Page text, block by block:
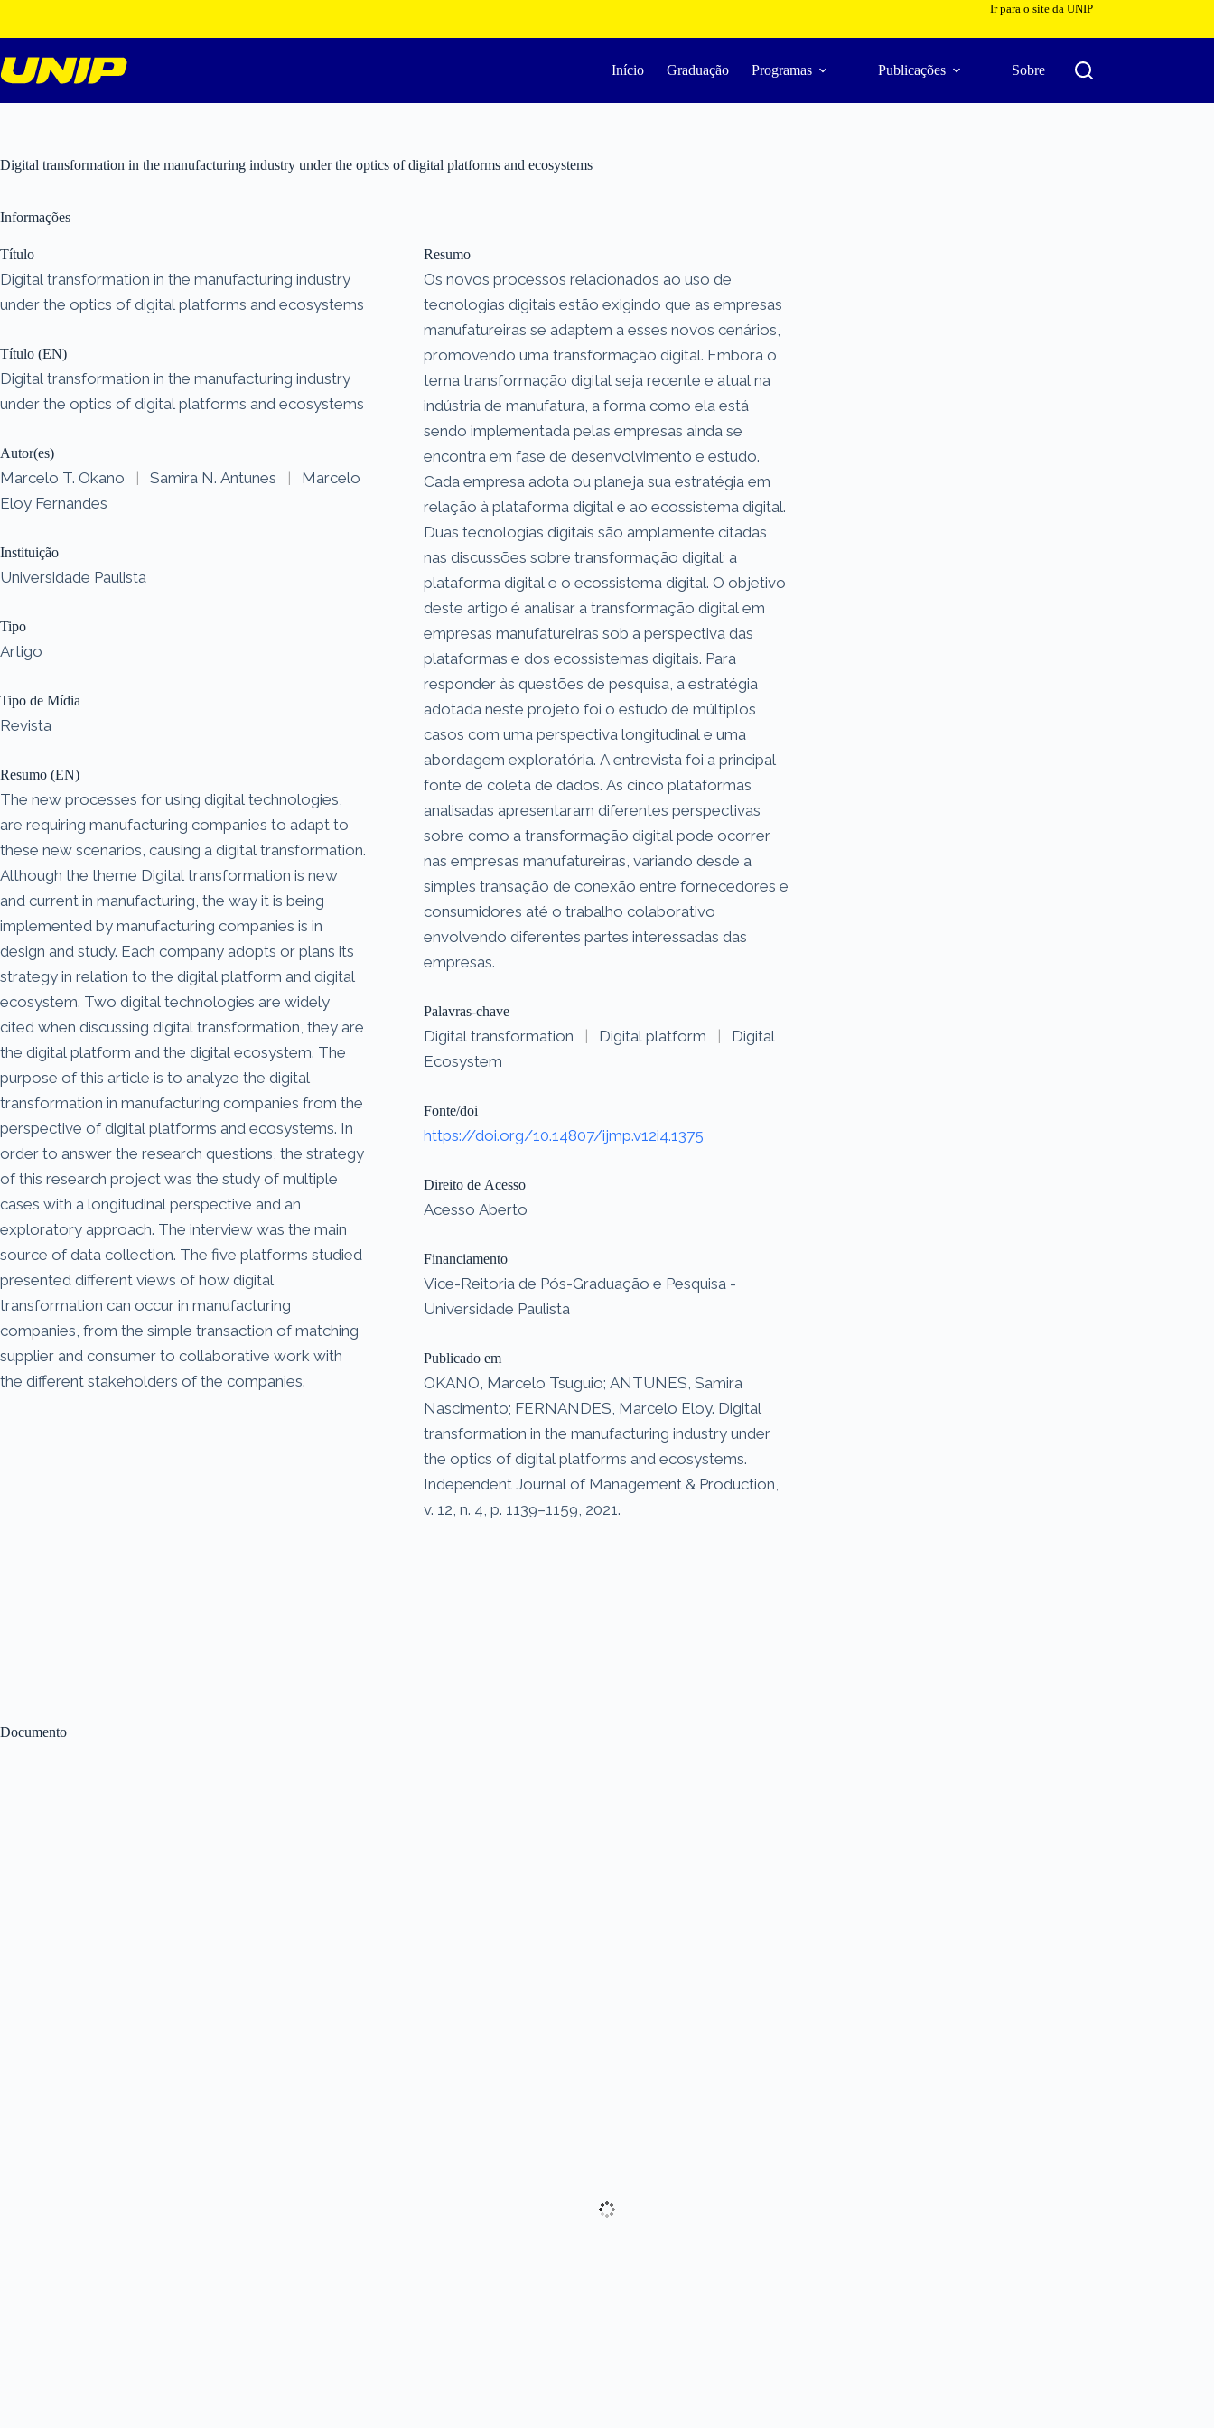
o
conteúdo
Ir para o site da UNIP
Início Graduação Programas Publicações Sobre
Digital transformation in the manufacturing industry under the optics of digital platforms and ecosystems
Documento
Informações
Título
Digital transformation in the manufacturing industry
under the optics of digital platforms and ecosystems
Título (EN)
Digital transformation in the manufacturing industry
under the optics of digital platforms and ecosystems
Autor(es)
Marcelo T. Okano | Samira N. Antunes |
Marcelo
Eloy Fernandes
Instituição
Universidade Paulista
Tipo
Artigo
Tipo de Mídia
Revista
Resumo (EN)
The new processes for using digital technologies,
are requiring manufacturing companies to adapt to
these new scenarios, causing a digital transformation.
Although the theme Digital transformation is new
and current in manufacturing, the way it is being
implemented by manufacturing companies is in
design and study. Each company adopts or plans its
strategy in relation to the digital platform and digital
ecosystem. Two digital technologies are widely
cited when discussing digital transformation, they are
the digital platform and the digital ecosystem. The
purpose of this article is to analyze the digital
transformation in manufacturing companies from the
perspective of digital platforms and ecosystems. In
order to answer the research questions, the strategy
of this research project was the study of multiple
cases with a longitudinal perspective and an
exploratory approach. The interview was the main
source of data collection. The five platforms studied
presented different views of how digital
transformation can occur in manufacturing
companies, from the simple transaction of matching
supplier and consumer to collaborative work with
the different stakeholders of the companies.
Resumo
Os novos processos relacionados ao uso de
tecnologias digitais estão exigindo que as empresas
manufatureiras se adaptem a esses novos cenários,
promovendo uma transformação digital. Embora o
tema transformação digital seja recente e atual na
indústria de manufatura, a forma como ela está
sendo implementada pelas empresas ainda se
encontra em fase de desenvolvimento e estudo.
Cada empresa adota ou planeja sua estratégia em
relação à plataforma digital e ao ecossistema digital.
Duas tecnologias digitais são amplamente citadas
nas discussões sobre transformação digital: a
plataforma digital e o ecossistema digital. O objetivo
deste artigo é analisar a transformação digital em
empresas manufatureiras sob a perspectiva das
plataformas e dos ecossistemas digitais. Para
responder às questões de pesquisa, a estratégia
adotada neste projeto foi o estudo de múltiplos
casos com uma perspectiva longitudinal e uma
abordagem exploratória. A entrevista foi a principal
fonte de coleta de dados. As cinco plataformas
analisadas apresentaram diferentes perspectivas
sobre como a transformação digital pode ocorrer
nas empresas manufatureiras, variando desde a
simples transação de conexão entre fornecedores e
consumidores até o trabalho colaborativo
envolvendo diferentes partes interessadas das
empresas.
Palavras-chave
Digital transformation | Digital platform |
Digital
Ecosystem
Fonte/doi
https://doi.org/10.14807/ijmp.v12i4.1375
Direito de Acesso
Acesso Aberto
Financiamento
Vice-Reitoria de Pós-Graduação e Pesquisa -
Universidade Paulista
Publicado em
OKANO, Marcelo Tsuguio; ANTUNES, Samira
Nascimento; FERNANDES, Marcelo Eloy. Digital
transformation in the manufacturing industry under
the optics of digital platforms and ecosystems.
Independent Journal of Management & Production,
v. 12, n. 4, p. 1139–1159, 2021.